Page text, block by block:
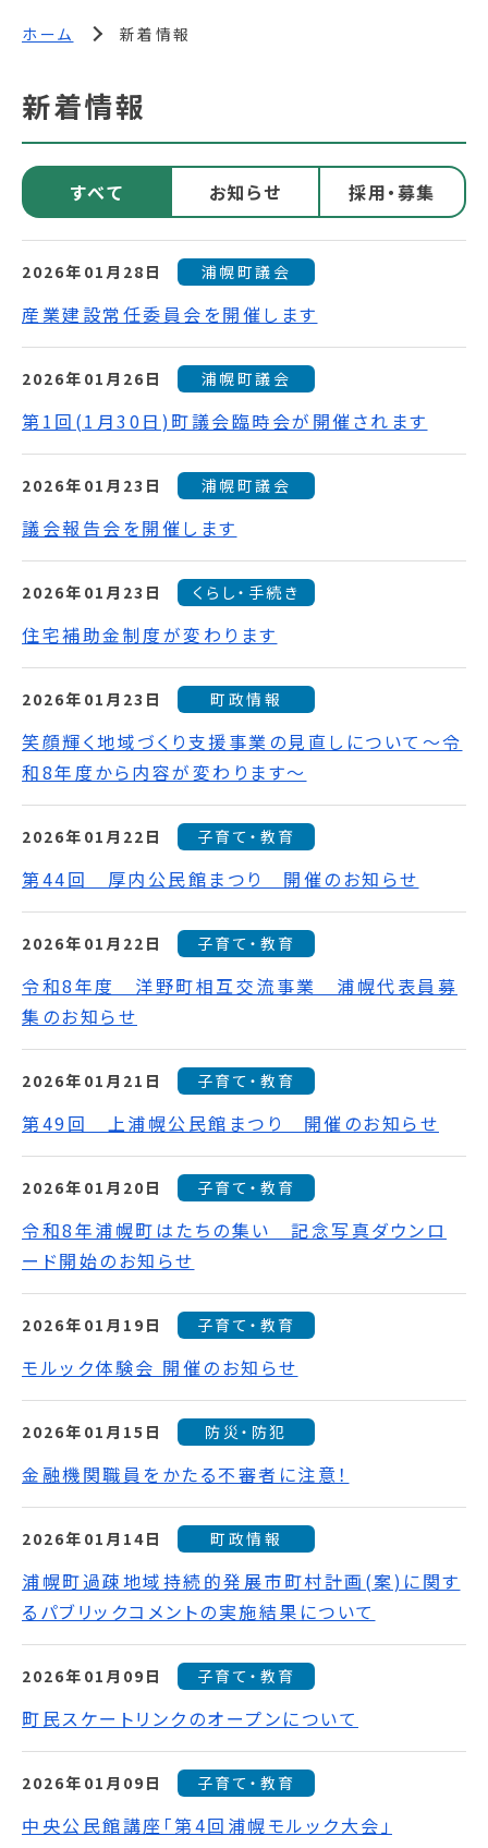
ホーム 新着情報
新着情報
すべて お知らせ 採用・募集
2026年01月28日 浦幌町議会
産業建設常任委員会を開催します
2026年01月26日 浦幌町議会
第1回(1月30日)町議会臨時会が開催されます
2026年01月23日 浦幌町議会
議会報告会を開催します
2026年01月23日 くらし・手続き
住宅補助金制度が変わります
2026年01月23日 町政情報
笑顔輝く地域づくり支援事業の見直しについて～令
和8年度から内容が変わります～
2026年01月22日 子育て・教育
第44回 厚内公民館まつり 開催のお知らせ
2026年01月22日 子育て・教育
令和8年度 洋野町相互交流事業 浦幌代表員募
集のお知らせ
2026年01月21日 子育て・教育
第49回 上浦幌公民館まつり 開催のお知らせ
2026年01月20日 子育て・教育
令和8年浦幌町はたちの集い 記念写真ダウンロ
ード開始のお知らせ
2026年01月19日 子育て・教育
モルック体験会 開催のお知らせ
2026年01月15日 防災・防犯
金融機関職員をかたる不審者に注意！
2026年01月14日 町政情報
浦幌町過疎地域持続的発展市町村計画(案)に関す
るパブリックコメントの実施結果について
2026年01月09日 子育て・教育
町民スケートリンクのオープンについて
2026年01月09日 子育て・教育
中央公民館講座「第4回浦幌モルック大会」